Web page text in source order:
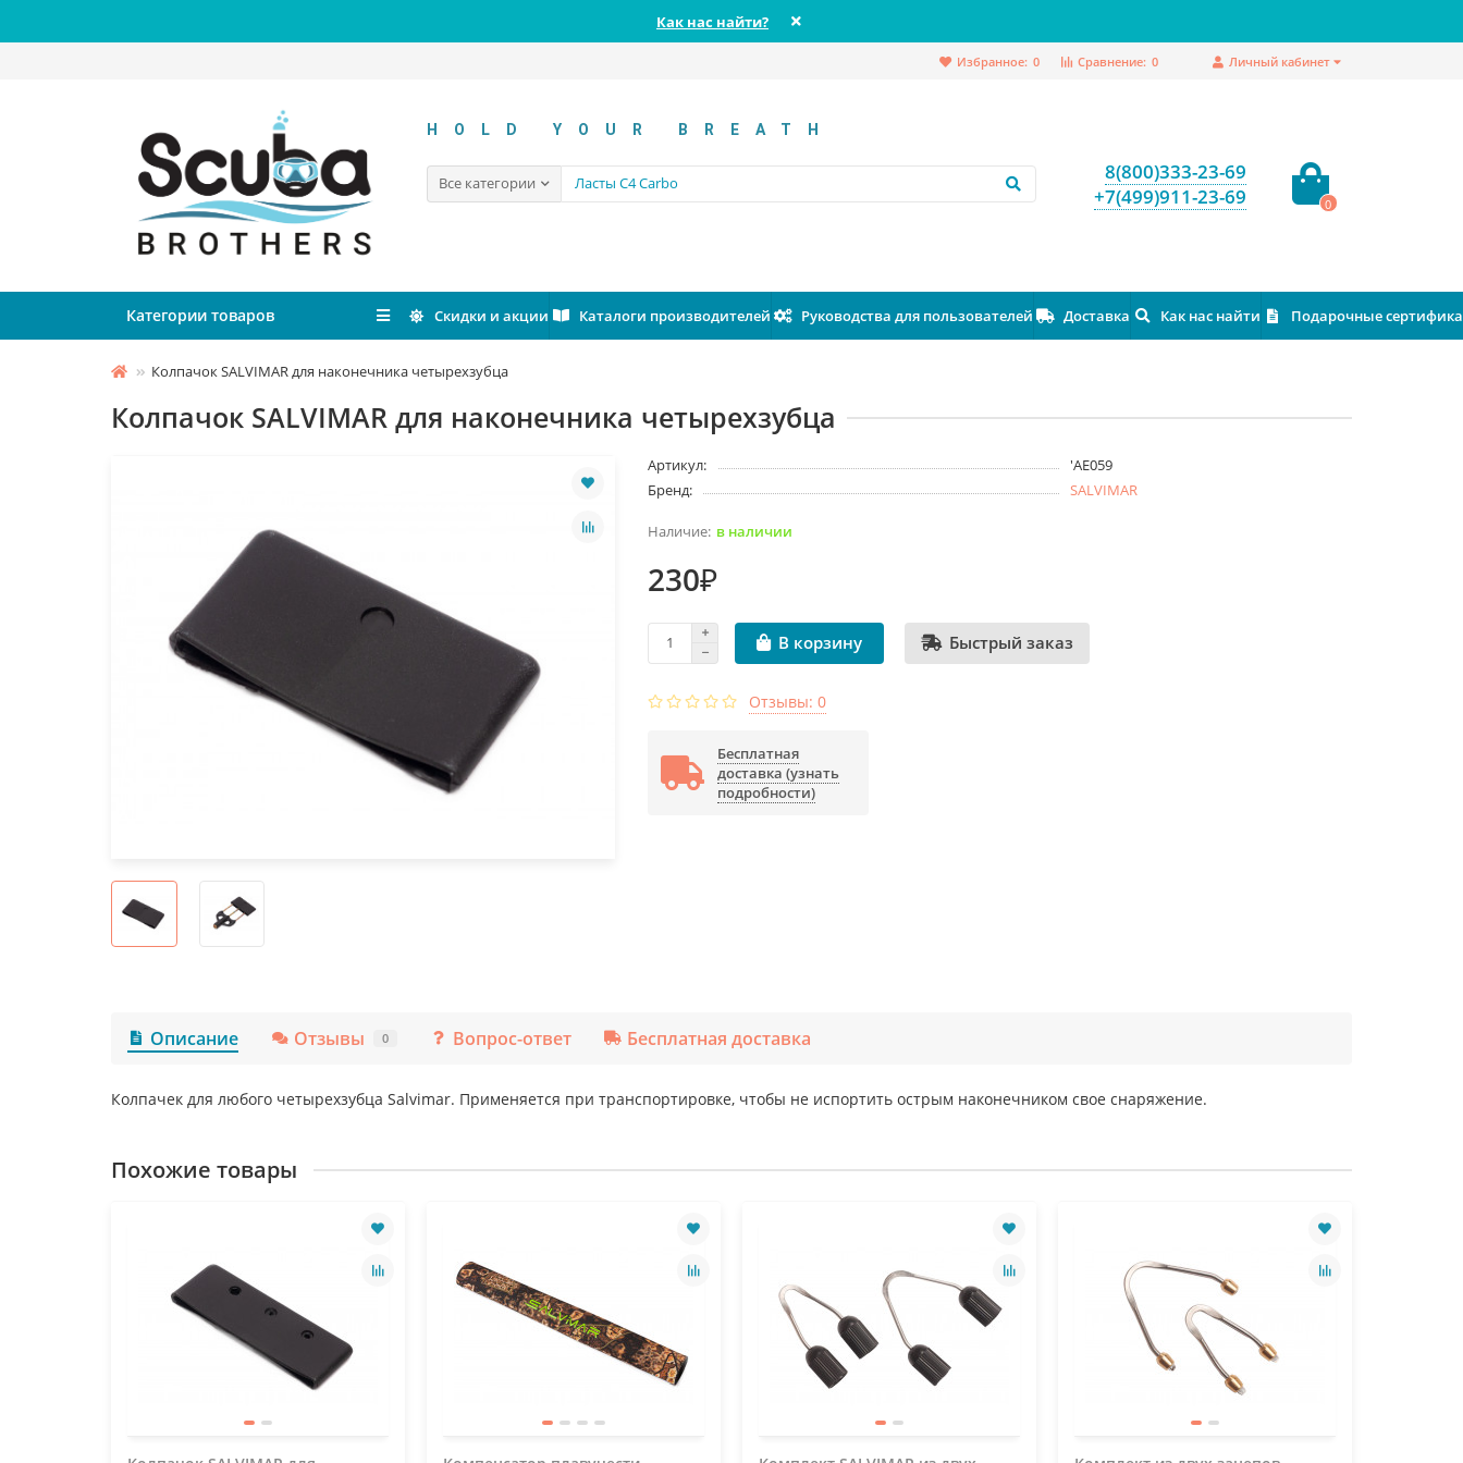
Как нас найти?
Личный кабинет
Сравнение: 0
Избранное: 0
HOLD YOUR BREATH
Все категории
8(800)333-23-69
+7(499)911-23-69
0
Категории товаров Скидки и акции Каталоги производителей Руководства для пользователей Доставка Как нас найти Подарочные
Колпачок SALVIMAR для наконечника четырехзубца
Колпачок SALVIMAR для наконечника четырехзубца
Артикул:
'AE059
Бренд:
SALVIMAR
в наличии
230₽
В корзину Быстрый заказ
Отзывы: 0
Бесплатная
доставка (узнать
подробности)
Описание Отзывы 0 Вопрос-ответ Бесплатная доставка
Колпачек для любого четырехзубца Salvimar. Применяется при транспортировке, чтобы не испортить острым наконечником свое снаряжение.
Похожие товары